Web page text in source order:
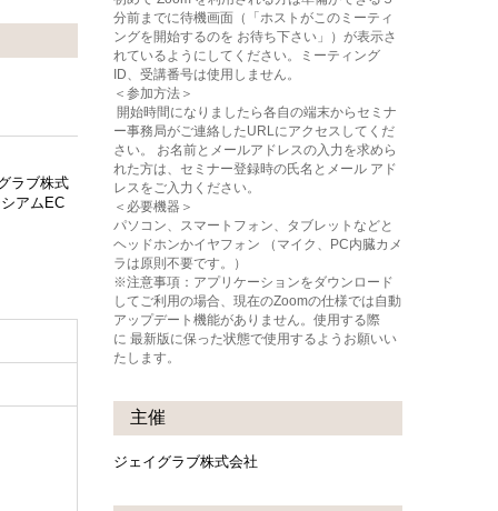
ラブ株式
アムEC
分前までに待機画面（「ホストがこのミーティ
ングを開始するのを お待ち下さい」）が表示さ
れているようにしてください。ミーティング
ID、受講番号は使用しません。
＜参加方法＞
開始時間になりましたら各自の端末からセミナ
ー事務局がご連絡したURLにアクセスしてくだ
さい。 お名前とメールアドレスの入力を求めら
れた方は、セミナー登録時の氏名とメール アド
レスをご入力ください。
＜必要機器＞
パソコン、スマートフォン、タブレットなどと
ヘッドホンかイヤフォン （マイク、PC内臓カメ
ラは原則不要です。）
※注意事項：アプリケーションをダウンロード
してご利用の場合、現在のZoomの仕様では自動
アップデート機能がありません。使用する際
に 最新版に保った状態で使用するようお願いい
たします。
主催
ジェイグラブ株式会社